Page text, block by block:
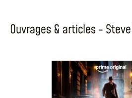
Ouvrages & articles -